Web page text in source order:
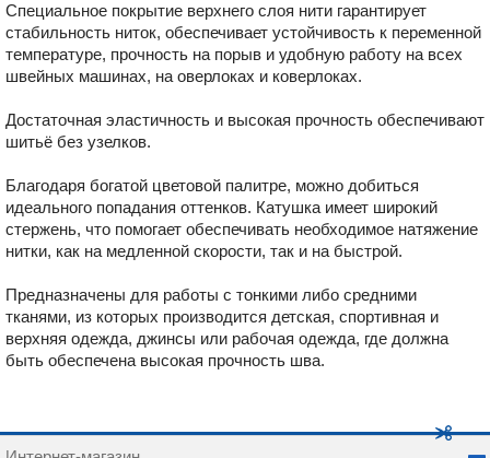
Специальное покрытие верхнего слоя нити гарантирует
стабильность ниток, обеспечивает устойчивость к переменной
температуре, прочность на порыв и удобную работу на всех
швейных машинах, на оверлоках и коверлоках.
Достаточная эластичность и высокая прочность обеспечивают
шитьё без узелков.
Благодаря богатой цветовой палитре, можно добиться
идеального попадания оттенков. Катушка имеет широкий
стержень, что помогает обеспечивать необходимое натяжение
нитки, как на медленной скорости, так и на быстрой.
Предназначены для работы с тонкими либо средними
тканями, из которых производится детская, спортивная и
верхняя одежда, джинсы или рабочая одежда, где должна
быть обеспечена высокая прочность шва.